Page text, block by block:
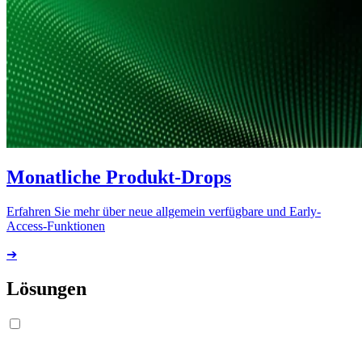
Monatliche Produkt-Drops
Erfahren Sie mehr über neue allgemein verfügbare und Early-
Access-Funktionen
➔
Lösungen